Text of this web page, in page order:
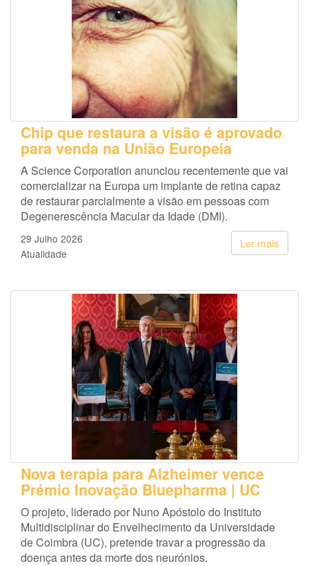
Chip que restaura a visão é aprovado
para venda na União Europeia
A Science Corporation anunciou recentemente que vai
comercializar na Europa um implante de retina capaz
de restaurar parcialmente a visão em pessoas com
Degenerescência Macular da Idade (DMI).
Ler mais
29 Julho 2026
Atualidade
Nova terapia para Alzheimer vence
Prémio Inovação Bluepharma | UC
O projeto, liderado por Nuno Apóstolo do Instituto
Multidisciplinar do Envelhecimento da Universidade
de Coimbra (UC), pretende travar a progressão da
doença antes da morte dos neurónios.